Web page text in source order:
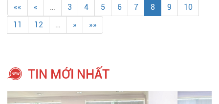
«« « … 3 4 5 6 7 8 9
10
11
12 … » »»
TIN MỚI NHẤT